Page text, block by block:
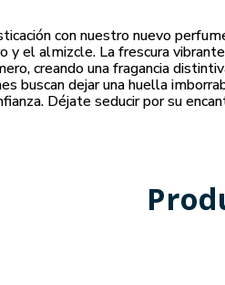
con nuestro nuevo
y el almizcle. La frescura
creando una fragancia
buscan dejar una huella
Déjate seducir por su